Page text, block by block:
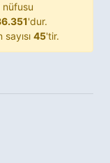
'dur.
45'tir.